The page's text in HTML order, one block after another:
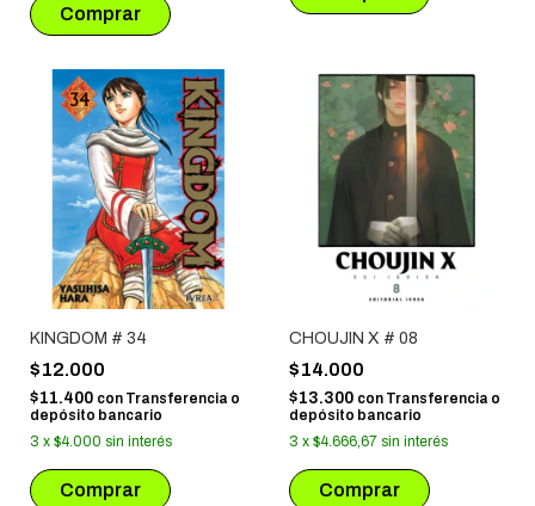
KINGDOM # 34
$12.000
$11.400 con Transferencia o
depósito bancario
3 x $4.000 sin interés
CHOUJIN X # 08
$14.000
$13.300 con Transferencia o
depósito bancario
3 x $4.666,67 sin interés